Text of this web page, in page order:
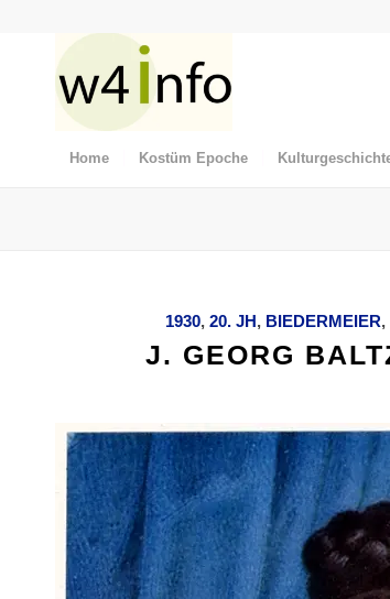
Home Kostüm Epoche
1930, 20. JH, BIEDERMEIER,
J. GEORG